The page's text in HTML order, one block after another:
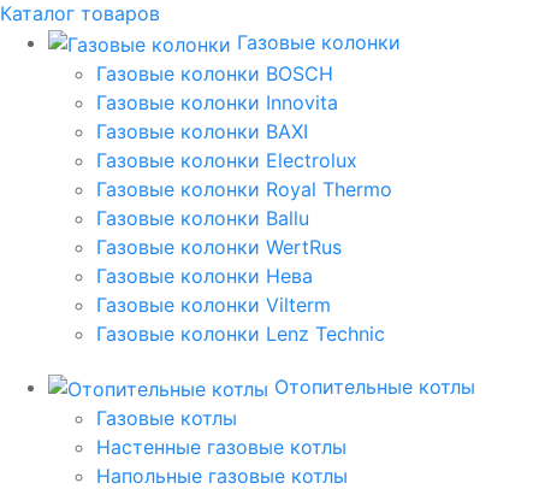
Каталог товаров
Газовые колонки
Газовые колонки BOSCH
Газовые колонки Innovita
Газовые колонки BAXI
Газовые колонки Electrolux
Газовые колонки Royal Thermo
Газовые колонки Ballu
Газовые колонки WertRus
Газовые колонки Нева
Газовые колонки Vilterm
Газовые колонки Lenz Technic
Отопительные котлы
Газовые котлы
Настенные газовые котлы
Напольные газовые котлы